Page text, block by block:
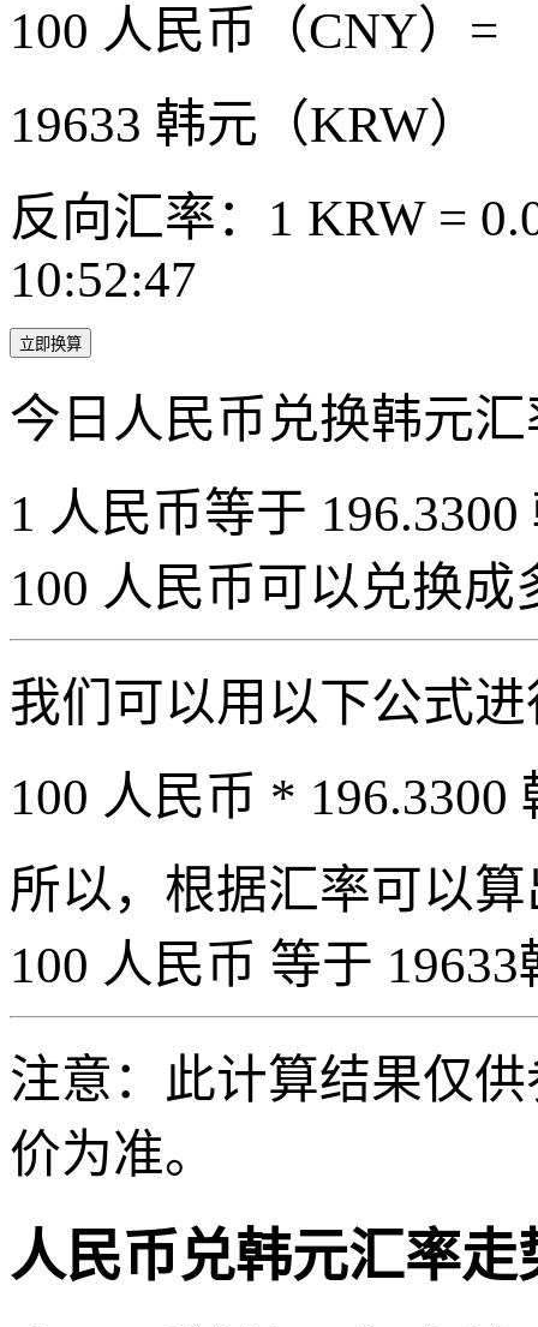
100 人民币（CNY）=
19633 韩元（KRW）
反向汇率：1 KRW =
10:52:47
立即换算
今日人民币兑换韩元
1 人民币等于
100 人民币可以兑换成
我们可以用以下公式
100 人民币 * 196.3300
所以，根据汇率可以
100 人民币 等于
注意：此计算结果仅
价为准。
人民币兑韩元汇率走